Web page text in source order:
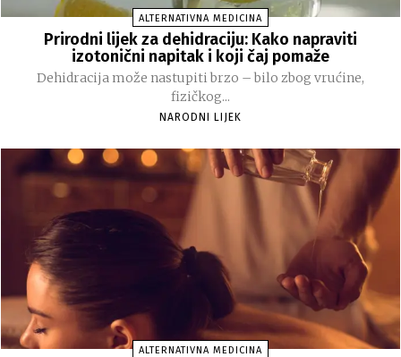
ALTERNATIVNA MEDICINA
Prirodni lijek za dehidraciju: Kako napraviti
izotonični napitak i koji čaj pomaže
Dehidracija može nastupiti brzo – bilo zbog vrućine,
fizičkog...
NARODNI LIJEK
ALTERNATIVNA MEDICINA